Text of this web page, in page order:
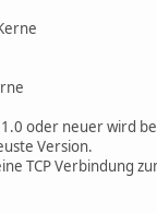
1.0 oder neuer wird
Version.
TCP Verbindung